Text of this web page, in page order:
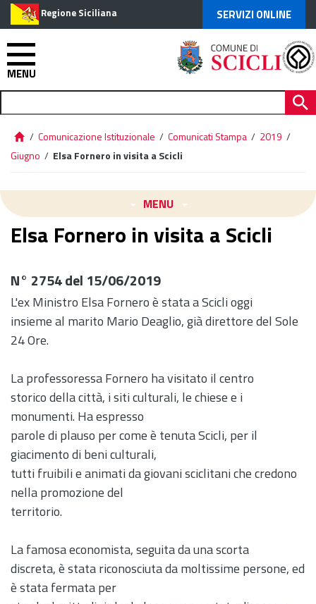
Regione Siciliana SERVIZI ONLINE
MENU
/ Comunicazione Istituzionale / Comunicati Stampa / 2019 /
Giugno / Elsa Fornero in visita a Scicli
MENU
Elsa Fornero in visita a Scicli
N° 2754 del 15/06/2019
L'ex Ministro Elsa Fornero è stata a Scicli oggi
insieme al marito Mario Deaglio, già direttore del Sole
24 Ore.
La professoressa Fornero ha visitato il centro
storico della città, i siti culturali, le chiese e i
monumenti. Ha espresso
parole di plauso per come è tenuta Scicli, per il
giacimento di beni culturali,
tutti fruibili e animati da giovani sciclitani che credono
nella promozione del
territorio.
La famosa economista, seguita da una scorta
discreta, è stata riconosciuta da moltissime persone, ed
è stata fermata per